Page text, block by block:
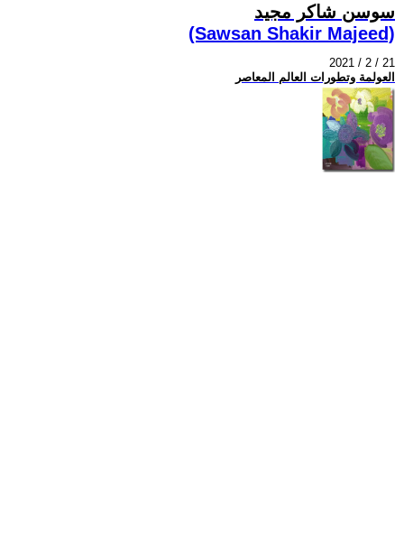
سوسن شاكر مجيد
(Sawsan Shakir Majeed)
2021 / 2 / 21
العولمة وتطورات العالم المعاصر